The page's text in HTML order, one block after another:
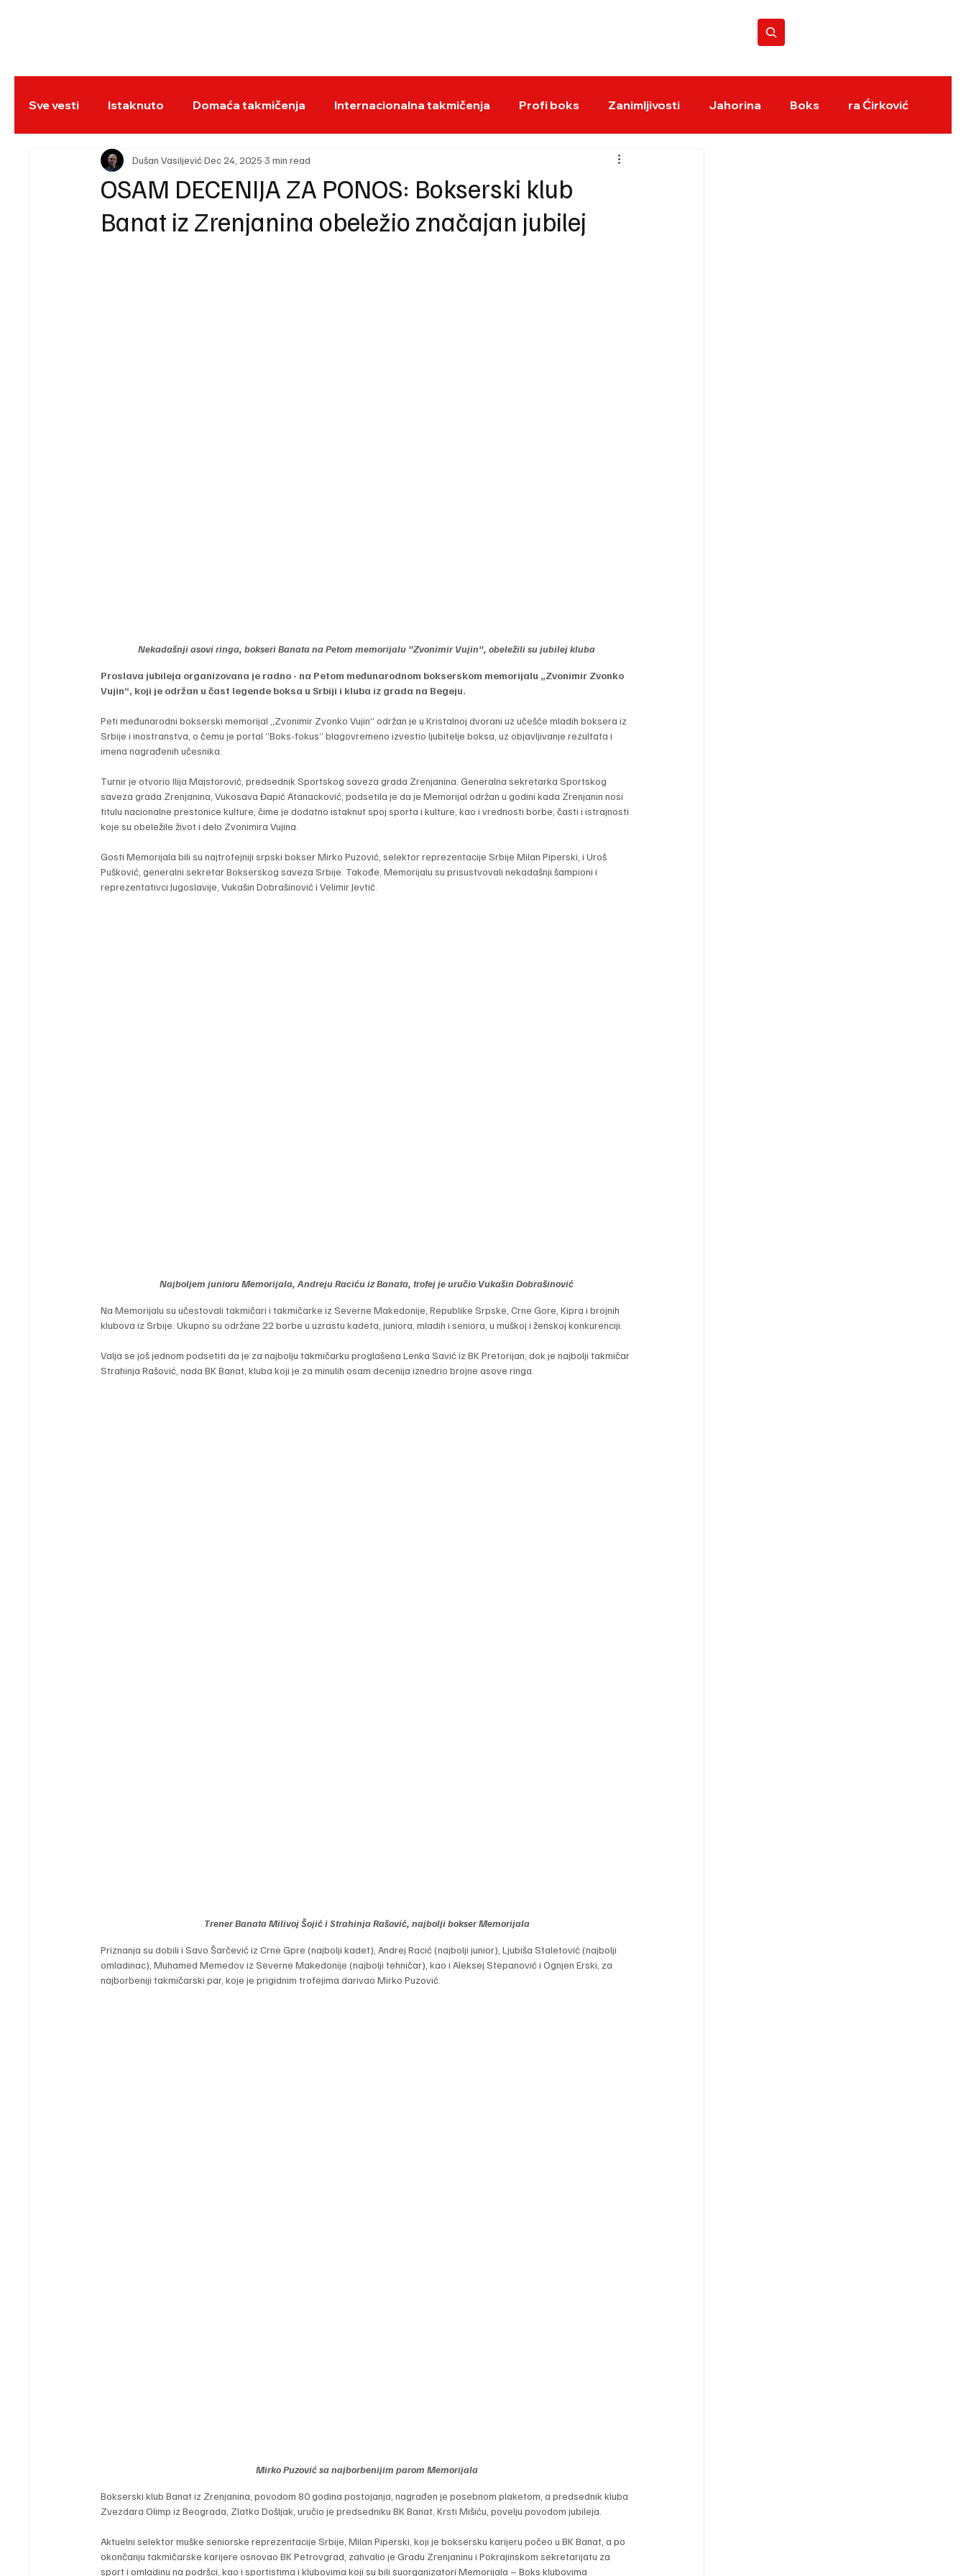
BOKS
REC
Sve vesti Istaknuto Domaća takmičenja Internacionalna takmičenja Profi boks Zanimljivosti Jahorina Boks ra Ćirković
OSAM DECENIJA ZA PONOS: Bokserski klub
Banat iz Zrenjanina obeležio značajan jubilej
Dušan VasiljevićDec 24, 2025 3 min read
Nekadašnji asovi ringa, bokseri Banata na Petom memorijalu "Zvonimir Vujin", obeležili su jubilej kluba
Proslava jubileja organizovana je radno - na Petom međunarodnom bokserskom memorijalu „Zvonimir Zvonko
Vujin“, koji je održan u čast legende boksa u Srbiji i kluba iz grada na Begeju.
Peti međunarodni bokserski memorijal „Zvonimir Zvonko Vujin“ održan je u Kristalnoj dvorani uz učešće mladih boksera iz
Srbije i inostranstva, o čemu je portal “Boks-fokus” blagovremeno izvestio ljubitelje boksa, uz objavljivanje rezultata i
imena nagrađenih učesnika.
Turnir je otvorio Ilija Majstorović, predsednik Sportskog saveza grada Zrenjanina. Generalna sekretarka Sportskog
saveza grada Zrenjanina, Vukosava Đapić Atanacković, podsetila je da je Memorijal održan u godini kada Zrenjanin nosi
titulu nacionalne prestonice kulture, čime je dodatno istaknut spoj sporta i kulture, kao i vrednosti borbe, časti i istrajnosti
koje su obeležile život i delo Zvonimira Vujina.
Gosti Memorijala bili su najtrofejniji srpski bokser Mirko Puzović, selektor reprezentacije Srbije Milan Piperski, i Uroš
Pušković, generalni sekretar Bokserskog saveza Srbije. Takođe, Memorijalu su prisustvovali nekadašnji šampioni i
reprezentativci Jugoslavije, Vukašin Dobrašinović i Velimir Jevtić.
Najboljem junioru Memorijala, Andreju Raciću iz Banata, trofej je uručio Vukašin Dobrašinović
Na Memorijalu su učestovali takmičari i takmičarke iz Severne Makedonije, Republike Srpske, Crne Gore, Kipra i brojnih
klubova iz Srbije. Ukupno su održane 22 borbe u uzrastu kadeta, juniora, mladih i seniora, u muškoj i ženskoj konkurenciji.
Valja se još jednom podsetiti da je za najbolju takmičarku proglašena Lenka Savić iz BK Pretorijan, dok je najbolji takmičar
Strahinja Rašović, nada BK Banat, kluba koji je za minulih osam decenija iznedrio brojne asove ringa.
Trener Banata Milivoj Šojić i Strahinja Rašović, najbolji bokser Memorijala
Priznanja su dobili i Savo Šarčević iz Crne Gpre (najbolji kadet), Andrej Racić (najbolji junior), Ljubiša Staletović (najbolji
omladinac), Muhamed Memedov iz Severne Makedonije (najbolji tehničar), kao i Aleksej Stepanović i Ognjen Erski, za
najborbeniji takmičarski par, koje je prigidnim trofejima darivao Mirko Puzović.
Mirko Puzović sa najborbenijim parom Memorijala
Bokserski klub Banat iz Zrenjanina, povodom 80 godina postojanja, nagrađen je posebnom plaketom, a predsednik kluba
Zvezdara Olimp iz Beograda, Zlatko Došljak, uručio je predsedniku BK Banat, Krsti Mišiću, povelju povodom jubileja.
Aktuelni selektor muške seniorske reprezentacije Srbije, Milan Piperski, koji je boksersku karijeru počeo u BK Banat, a po
okončanju takmičarske karijere osnovao BK Petrovgrad, zahvalio je Gradu Zrenjaninu i Pokrajinskom sekretarijatu za
sport i omladinu na podršci, kao i sportistima i klubovima koji su bili suorganizatori Memorijala – Boks klubovima